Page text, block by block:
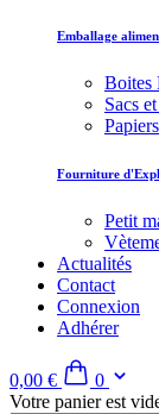
Emballage
Boites
Sacs
Fourniture
Petit
Actualités
Contact
Connexion
Adhérer
0,00 €
0
Votre panier est